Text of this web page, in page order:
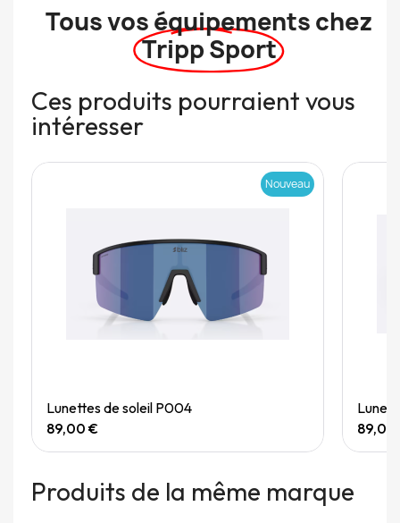
Tous vos équipements chez
Tripp Sport
Ces produits pourraient vous
intéresser
Quick View
Nouveau
Lunettes de soleil P004
89,00 €
89,00
Produits de la même marque